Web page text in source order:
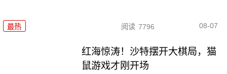
最热 阅读 7796 08-07
红海惊涛！沙特摆开大棋局，猫
鼠游戏才刚开场